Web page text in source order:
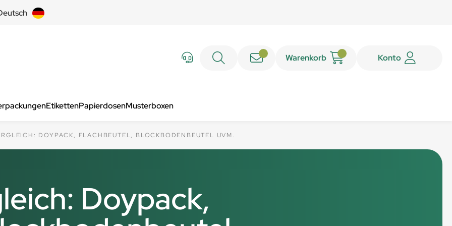
Warenkorb Konto
EtikettenPapierdosenMusterboxen
DOYPACK, FLACHBEUTEL, BLOCKBODENBEUTEL UVM.
Doypack,